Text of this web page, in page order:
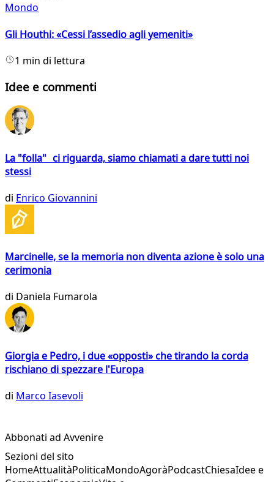
Mondo
Gli Houthi: «Cessi l’assedio agli yemeniti»
1 min di lettura
Idee e commenti
La "folla" ci riguarda, siamo chiamati a dare tutti noi
stessi
di Enrico Giovannini
Marcinelle, se la memoria non diventa azione è solo una
cerimonia
di Daniela Fumarola
Giorgia e Pedro, i due «opposti» che tirando la corda
rischiano di spezzare l'Europa
di Marco Iasevoli
Abbonati ad Avvenire
Sezioni del sito
HomeAttualitàPoliticaMondoAgoràPodcastChiesaIdee e